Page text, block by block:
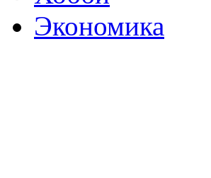
Экономика